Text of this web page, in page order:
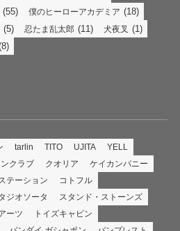
(55) 僕のヒーローアカデミア (18)
(5) 忍たま乱太郎 (11) 犬夜叉 (1)
tarlin TITO UJITA
YELL
クラブ クオリア
ケイカンパニー
テーション
コトフル
ジオソータ
スタンド・ストーンズ
ーツ
トイズキャビン